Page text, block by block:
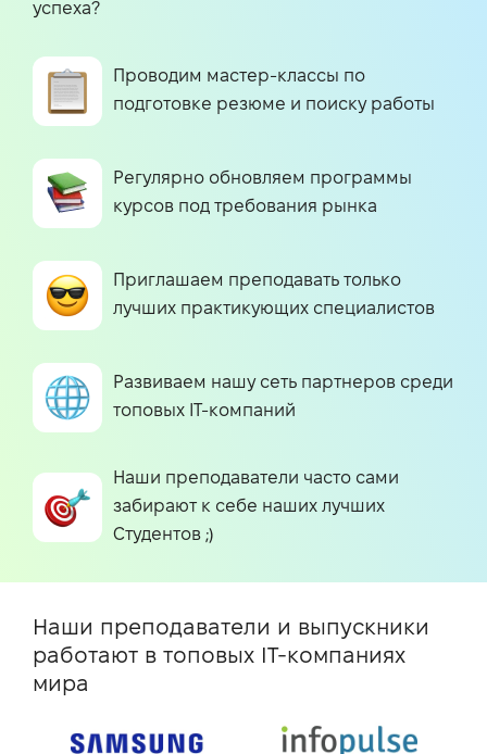
успеха?
Проводим мастер-классы по
подготовке резюме и поиску работы
Регулярно обновляем программы
курсов под требования рынка
Приглашаем преподавать только
лучших практикующих специалистов
Развиваем нашу сеть партнеров среди
топовых IT-компаний
Наши преподаватели часто сами
забирают к себе наших лучших
Студентов ;)
Наши преподаватели и выпускники
работают в топовых IT-компаниях
мира